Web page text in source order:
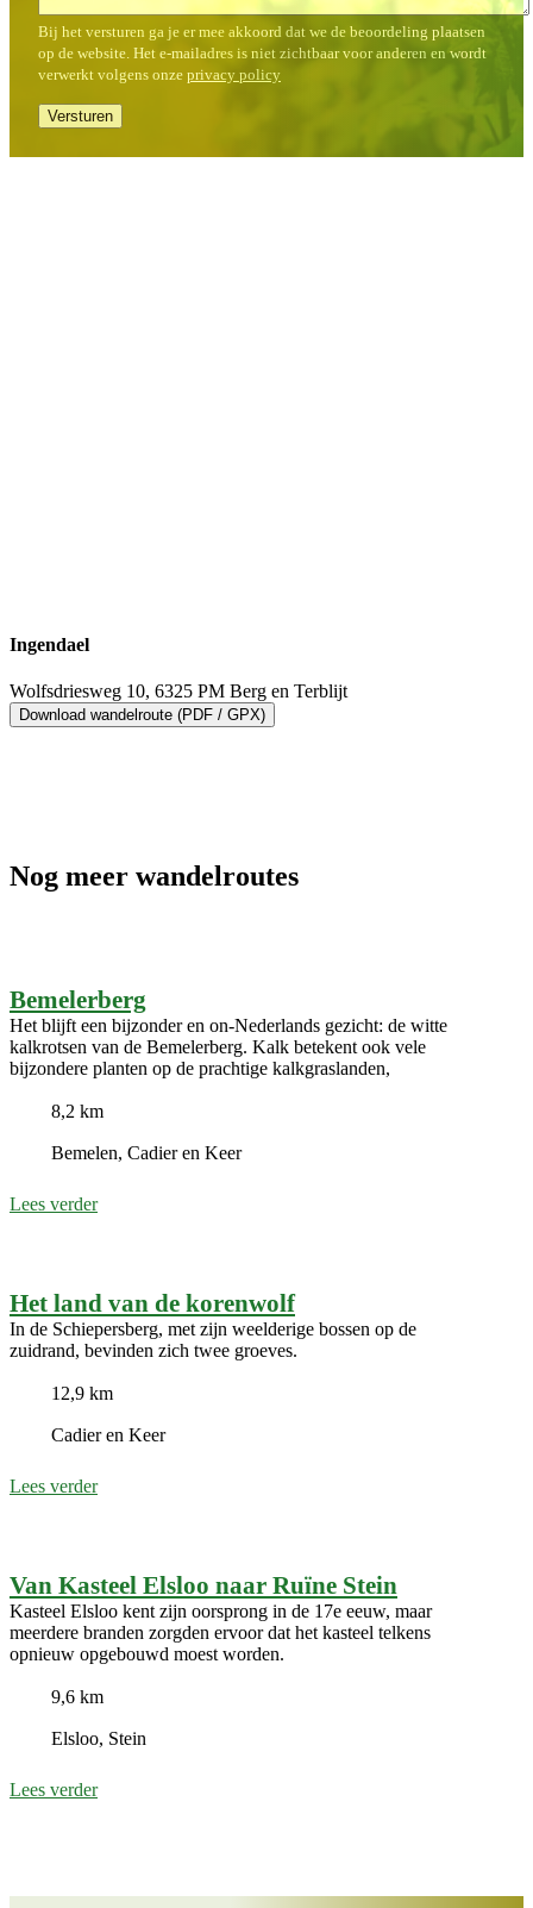
Bij het versturen ga je er mee akkoord dat we de beoordeling plaatsen
op de website. Het e-mailadres is niet zichtbaar voor anderen en wordt
verwerkt volgens onze privacy policy
Versturen
Ingendael
Wolfsdriesweg 10, 6325 PM Berg en Terblijt
Download wandelroute (PDF / GPX)
Nog meer wandelroutes
Bemelerberg
Het blijft een bijzonder en on-Nederlands gezicht: de witte
kalkrotsen van de Bemelerberg. Kalk betekent ook vele
bijzondere planten op de prachtige kalkgraslanden,
8,2 km
Bemelen, Cadier en Keer
Lees verder
Het land van de korenwolf
In de Schiepersberg, met zijn weelderige bossen op de
zuidrand, bevinden zich twee groeves.
12,9 km
Cadier en Keer
Lees verder
Van Kasteel Elsloo naar Ruïne Stein
Kasteel Elsloo kent zijn oorsprong in de 17e eeuw, maar
meerdere branden zorgden ervoor dat het kasteel telkens
opnieuw opgebouwd moest worden.
9,6 km
Elsloo, Stein
Lees verder